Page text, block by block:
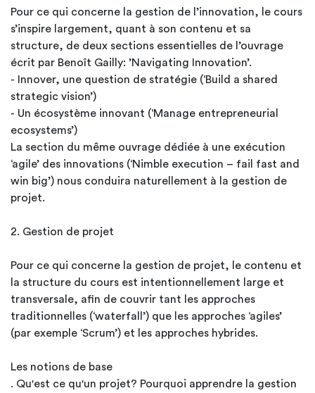
Pour ce qui concerne la gestion de l’innovation, le cours
s’inspire largement, quant à son contenu et sa
structure, de deux sections essentielles de l’ouvrage
écrit par Benoît Gailly: ’Navigating Innovation’.
- Innover, une question de stratégie (‘Build a shared
strategic vision’)
- Un écosystème innovant (‘Manage entrepreneurial
ecosystems’)
La section du même ouvrage dédiée à une exécution
‘agile’ des innovations (‘Nimble execution – fail fast and
win big’) nous conduira naturellement à la gestion de
projet.
2. Gestion de projet
Pour ce qui concerne la gestion de projet, le contenu et
la structure du cours est intentionnellement large et
transversale, afin de couvrir tant les approches
traditionnelles (‘waterfall’) que les approches ‘agiles’
(par exemple ‘Scrum’) et les approches hybrides.
Les notions de base
. Qu'est ce qu'un projet? Pourquoi apprendre la gestion